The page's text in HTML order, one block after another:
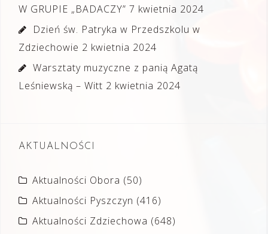
W GRUPIE „BADACZY” 7 kwietnia 2024
Dzień św. Patryka w Przedszkolu w
Zdziechowie 2 kwietnia 2024
Warsztaty muzyczne z panią Agatą
Leśniewską – Witt 2 kwietnia 2024
AKTUALNOŚCI
Aktualności Obora (50)
Aktualności Pyszczyn (416)
Aktualności Zdziechowa (648)